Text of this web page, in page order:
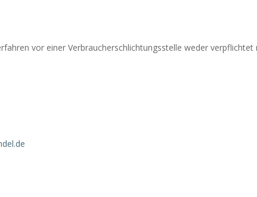
vor einer Verbraucherschlichtungsstelle weder verpflichtet